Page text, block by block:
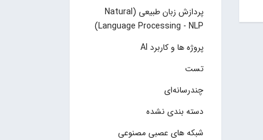
پردازش زبان طبیعی (Natural
Language Processing - NLP)
پروژه ها و کاربرد AI
تست
چند‌‌رسانه‌ای
دسته بندی نشده
شبکه های عصبی مصنوعی